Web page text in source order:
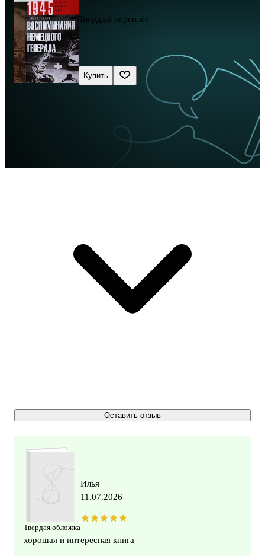
Твёрдый переплёт
Купить
Оставить отзыв
Твердая обложка
Илья
11.07.2026
хорошая и интересная книга